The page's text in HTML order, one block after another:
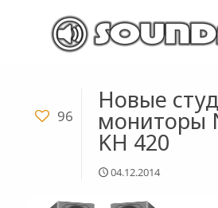
96
Новые
мониторы
KH 420
04.12.2014